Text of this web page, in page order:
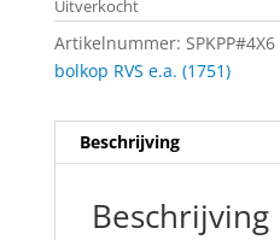
Uitverkocht
Artikelnummer: SPKPP#4X6
bolkop RVS e.a. (1751)
Beschrijving
Beschrijving